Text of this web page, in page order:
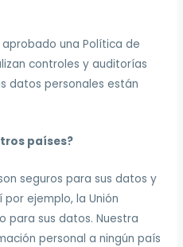
una Política de
controles y auditorías
datos personales están
países?
seguros para sus datos y
ejemplo, la Unión
para sus datos. Nuestra
personal a ningún país